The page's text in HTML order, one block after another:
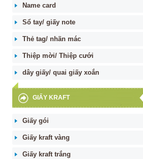
Name card
Sổ tay/ giấy note
Thẻ tag/ nhãn mác
Thiệp mời/ Thiệp cưới
dây giấy/ quai giấy xoắn
GIẤY KRAFT
Giấy gói
Giấy kraft vàng
Giấy kraft trắng